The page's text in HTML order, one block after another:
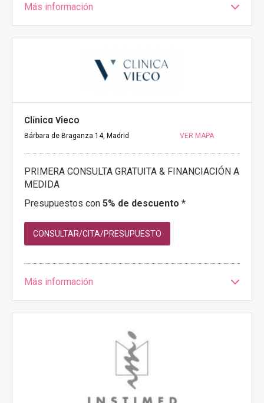
Más información
Clínica Vieco
Bárbara de Braganza 14, Madrid VER MAPA
PRIMERA CONSULTA GRATUITA & FINANCIACIÓN A
MEDIDA
Presupuestos con 5% de descuento *
CONSULTAR/CITA/PRESUPUESTO
Más información